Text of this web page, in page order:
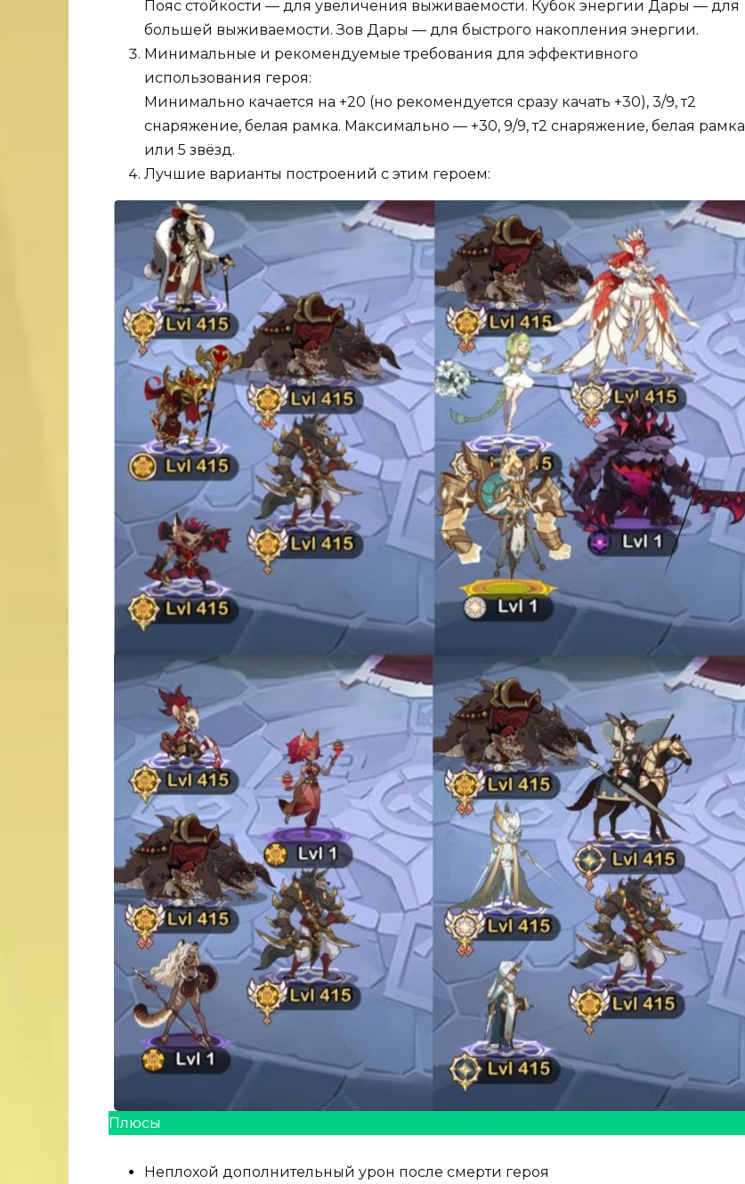
Пояс стойкости — для увеличения выживаемости. Кубок энергии Дары — для
большей выживаемости. Зов Дары — для быстрого накопления энергии.
Минимальные и рекомендуемые требования для эффективного
использования героя:
Минимально качается на +20 (но рекомендуется сразу качать +30), 3/9, т2
снаряжение, белая рамка. Максимально — +30, 9/9, т2 снаряжение, белая рамка
или 5 звёзд.
Лучшие варианты построений с этим героем:
Плюсы
Неплохой дополнительный урон после смерти героя